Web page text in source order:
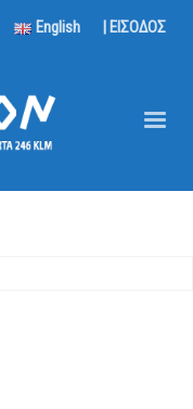
English | ΕΙΣΟΔΟΣ